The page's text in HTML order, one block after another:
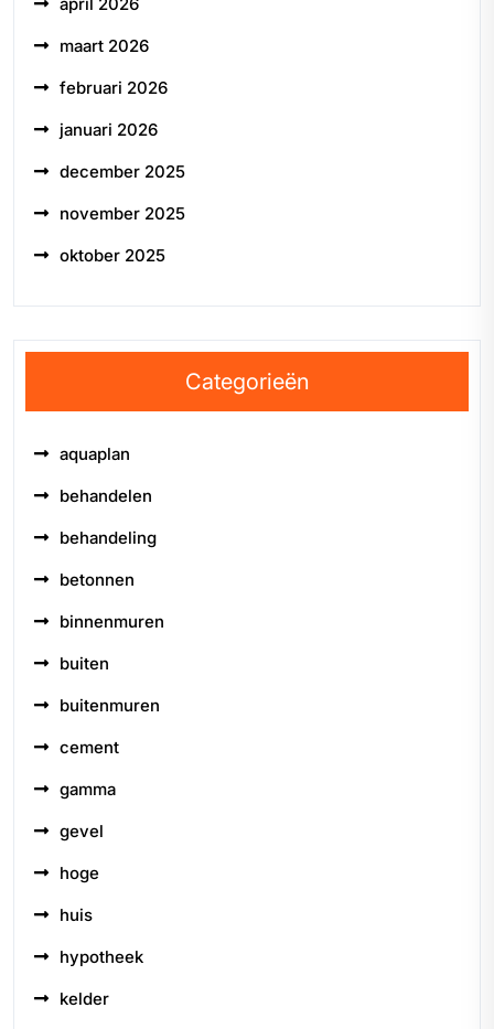
maart 2026
februari 2026
januari 2026
december 2025
november 2025
oktober 2025
Categorieën
aquaplan
behandelen
behandeling
betonnen
binnenmuren
buiten
buitenmuren
cement
gamma
gevel
hoge
huis
hypotheek
kelder